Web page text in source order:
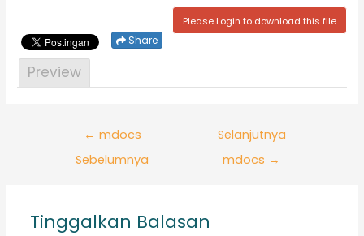
Please Login to download this file
Share
Preview
← mdocs
Sebelumnya
Selanjutnya
mdocs →
Tinggalkan Balasan